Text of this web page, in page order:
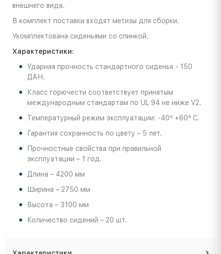
внешнего вида.
В комплект поставки входят метизы для сборки.
Укомплектована сиденьями со спинкой.
Характеристики:
Ударная прочность стандартного сиденья - 150
ДАН.
Класс горючести соответствует принятым
международным стандартам по UL 94 не ниже V2.
Температурный режим эксплуатации: -40º +60º С.
Гарантия сохранность по цвету – 5 лет.
Прочностные свойства при правильной
эксплуатации – 1 год.
Длина – 4200 мм
Ширина – 2750 мм
Высота – 3100 мм
Количество сидений – 20 шт.